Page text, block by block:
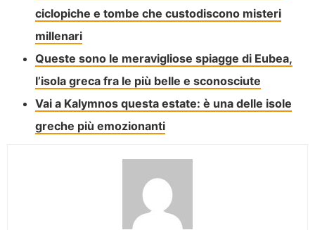
ciclopiche e tombe che custodiscono misteri
millenari
Queste sono le meravigliose spiagge di Eubea,
l’isola greca fra le più belle e sconosciute
Vai a Kalymnos questa estate: è una delle isole
greche più emozionanti